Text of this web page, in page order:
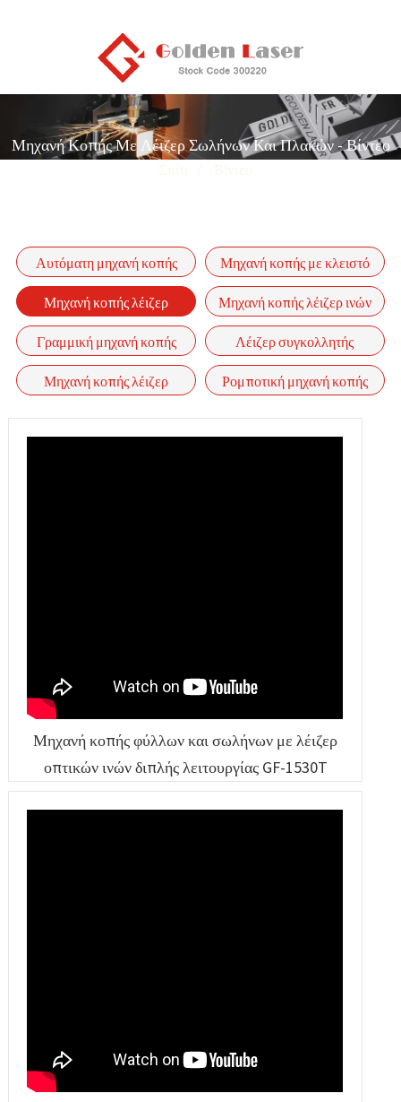
Μηχανή Κοπής Με Λέιζερ Σωλήνων Και Πλακών - Βίντεο
Αυτόματη μηχανή κοπής
σωλήνων με λέιζερ ινών
σειράς P-(A)
Μηχανή κοπής με κλειστό
λέιζερ ινών
Μηχανή κοπής λέιζερ
σωλήνων και πλακών
Μηχανή κοπής λέιζερ ινών
μονού τραπεζιού σειράς GF
Γραμμική μηχανή κοπής
λέιζερ οπτικών ινών-GF-
Λέιζερ συγκολλητής
Μηχανή κοπής λέιζερ
Ρομποτική μηχανή κοπής
Μηχανή κοπής φύλλων και σωλήνων με λέιζερ
οπτικών ινών διπλής λειτουργίας GF-1530T